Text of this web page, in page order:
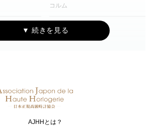
コルム
EDOX
HARRY WINSTON
ハリー・ウィンストン
I.T.A.
AJHHとは？